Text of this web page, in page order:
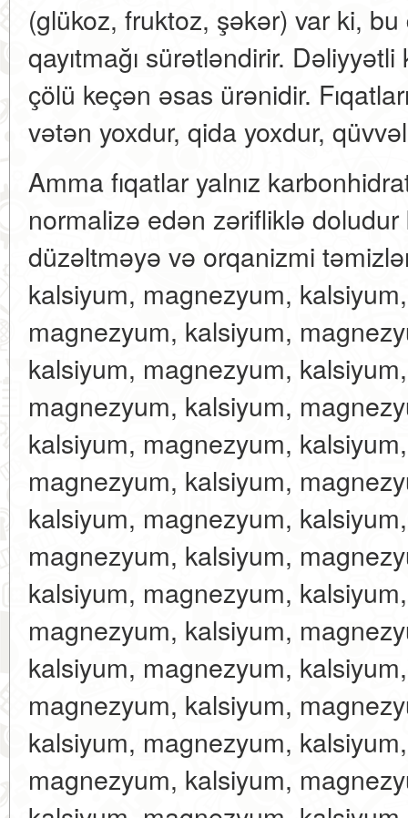
(glükoz, fruktoz, şəkər) var ki,
qayıtmağı sürətləndirir.
çölü keçən əsas ürənidir.
vətən yoxdur, qida yoxdur,
Amma fıqatlar yalnız
normalizə edən zərifliklə
düzəltməyə və orqanizmi
kalsiyum, magnezyum,
magnezyum, kalsiyum,
kalsiyum, magnezyum,
magnezyum, kalsiyum,
kalsiyum, magnezyum,
magnezyum, kalsiyum,
kalsiyum, magnezyum,
magnezyum, kalsiyum,
kalsiyum, magnezyum,
magnezyum, kalsiyum,
kalsiyum, magnezyum,
magnezyum, kalsiyum,
kalsiyum, magnezyum,
magnezyum, kalsiyum,